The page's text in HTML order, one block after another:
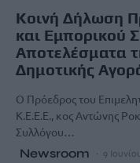
Κοινή Δήλωση
και Εμπορικού
Αποτελέσματα
Δημοτικής
Ο Πρόεδρος του
Κ.Ε.Ε.Ε., κος Αντώνης
Συλλόγου…
Newsroom 9